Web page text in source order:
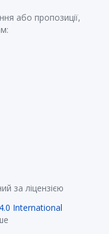
або пропозиції,
за ліцензією
International